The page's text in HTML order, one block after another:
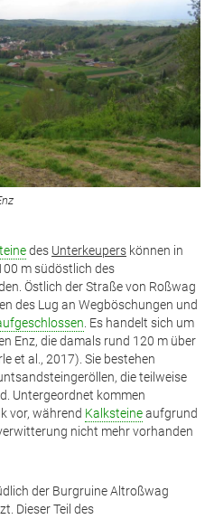
des Unterkeupers können in
m südöstlich des
Östlich der Straße von Roßwag
des Lug an Wegböschungen und
. Es handelt sich um
Enz, die damals rund 120 m über
et al., 2017). Sie bestehen
die teilweise
Untergeordnet kommen
vor, während Kalksteineaufgrund
nicht mehr vorhanden
der Burgruine Altroßwag
Dieser Teil des